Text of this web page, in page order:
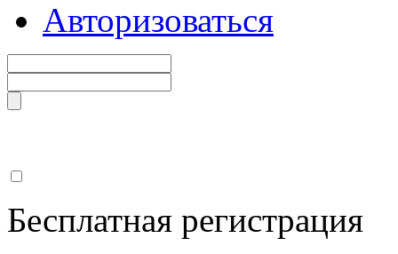
Авторизоваться
Бесплатная регистрация